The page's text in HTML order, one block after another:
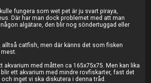
fungera som wet pet är ju svart piraya,
Där har man dock problemet med att man
algätare, den blir nog söndertuggad eller
alltså catfish, men där känns det som fisken
akvarium med måtten ca 165x75x75. Men kan lika
ett akvarium med mindre rovfiskarter, fast det
inget vi ska diskutera i denna tråd.